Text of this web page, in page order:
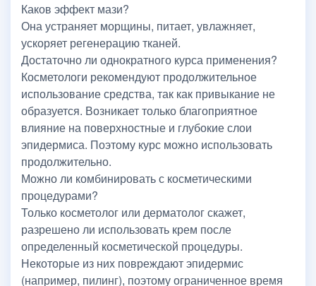
Каков эффект мази?
Она устраняет морщины, питает, увлажняет,
ускоряет регенерацию тканей.
Достаточно ли однократного курса применения?
Косметологи рекомендуют продолжительное
использование средства, так как привыкание не
образуется. Возникает только благоприятное
влияние на поверхностные и глубокие слои
эпидермиса. Поэтому курс можно использовать
продолжительно.
Можно ли комбинировать с косметическими
процедурами?
Только косметолог или дерматолог скажет,
разрешено ли использовать крем после
определенный косметической процедуры.
Некоторые из них повреждают эпидермис
(например, пилинг), поэтому ограниченное время